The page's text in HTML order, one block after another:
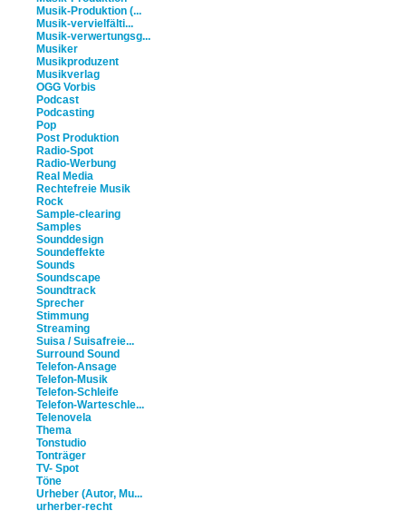
Musik-Produktion (...
Musik-vervielfälti...
Musik-verwertungsg...
Musiker
Musikproduzent
Musikverlag
OGG Vorbis
Podcast
Podcasting
Pop
Post Produktion
Radio-Spot
Radio-Werbung
Real Media
Rechtefreie Musik
Rock
Sample-clearing
Samples
Sounddesign
Soundeffekte
Sounds
Soundscape
Soundtrack
Sprecher
Stimmung
Streaming
Suisa / Suisafreie...
Surround Sound
Telefon-Ansage
Telefon-Musik
Telefon-Schleife
Telefon-Warteschle...
Telenovela
Thema
Tonstudio
Tonträger
TV- Spot
Töne
Urheber (Autor, Mu...
urherber-recht